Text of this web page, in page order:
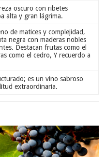
oscuro con ribetes
alta y gran lágrima.
de matices y complejidad,
negra con maderas nobles
Destacan frutas como el
como el cedro, Y recuerdo a
es un vino sabroso
extraordinaria.